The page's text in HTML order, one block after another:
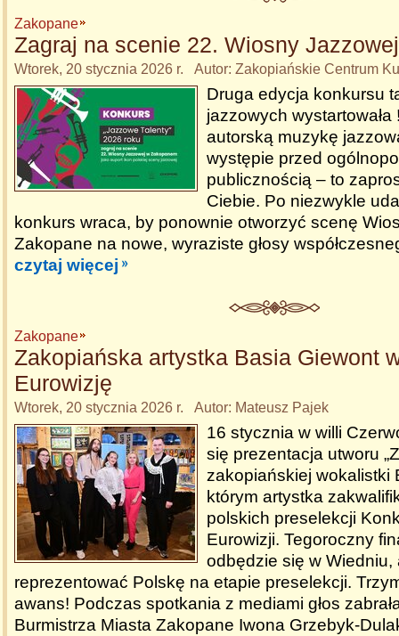
Zakopane
Zagraj na scenie 22. Wiosny
Wtorek, 20 stycznia 2026 r. Autor: Zakopiańskie Centrum
Druga edycja konkursu
jazzowych
autorską muzykę
występie przed
publicznością – to
Ciebie. Po niezwykle
konkurs wraca, by ponownie otworzyć scenę
Zakopane na nowe, wyraziste głosy
czytaj więcej
Zakopane
Zakopiańska artystka Basia Giewont
Eurowizję
Wtorek, 20 stycznia 2026 r. Autor: Mateusz Pajek
16 stycznia w willi
się prezentacja utworu
zakopiańskiej wokalistki
którym artystka
polskich preselekcji
Eurowizji. Tegoroczny
odbędzie się w Wiedniu,
reprezentować Polskę na etapie preselekcji.
awans! Podczas spotkania z mediami głos
Burmistrza Miasta Zakopane Iwona Grzebyk-